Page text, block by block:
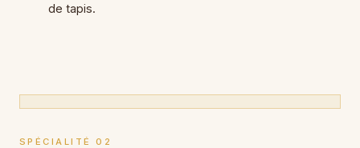
de tapis.
SPÉCIALITÉ 02